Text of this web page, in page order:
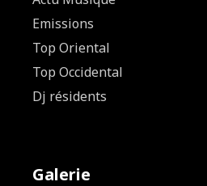
Emissions
Top Oriental
Top Occidental
Dj résidents
Galerie